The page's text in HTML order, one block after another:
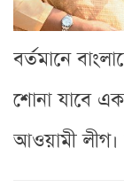
বর্তমানে
শোনা যাবে
আওয়ামী